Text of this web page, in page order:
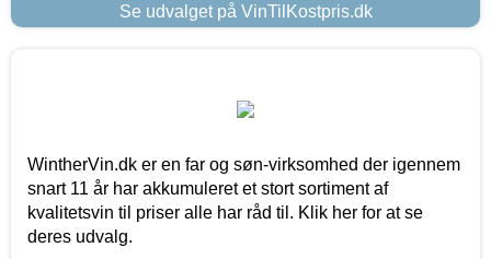
Se udvalget på VinTilKostpris.dk
WintherVin.dk er en far og søn-virksomhed der igennem
snart 11 år har akkumuleret et stort sortiment af
kvalitetsvin til priser alle har råd til. Klik her for at se
deres udvalg.